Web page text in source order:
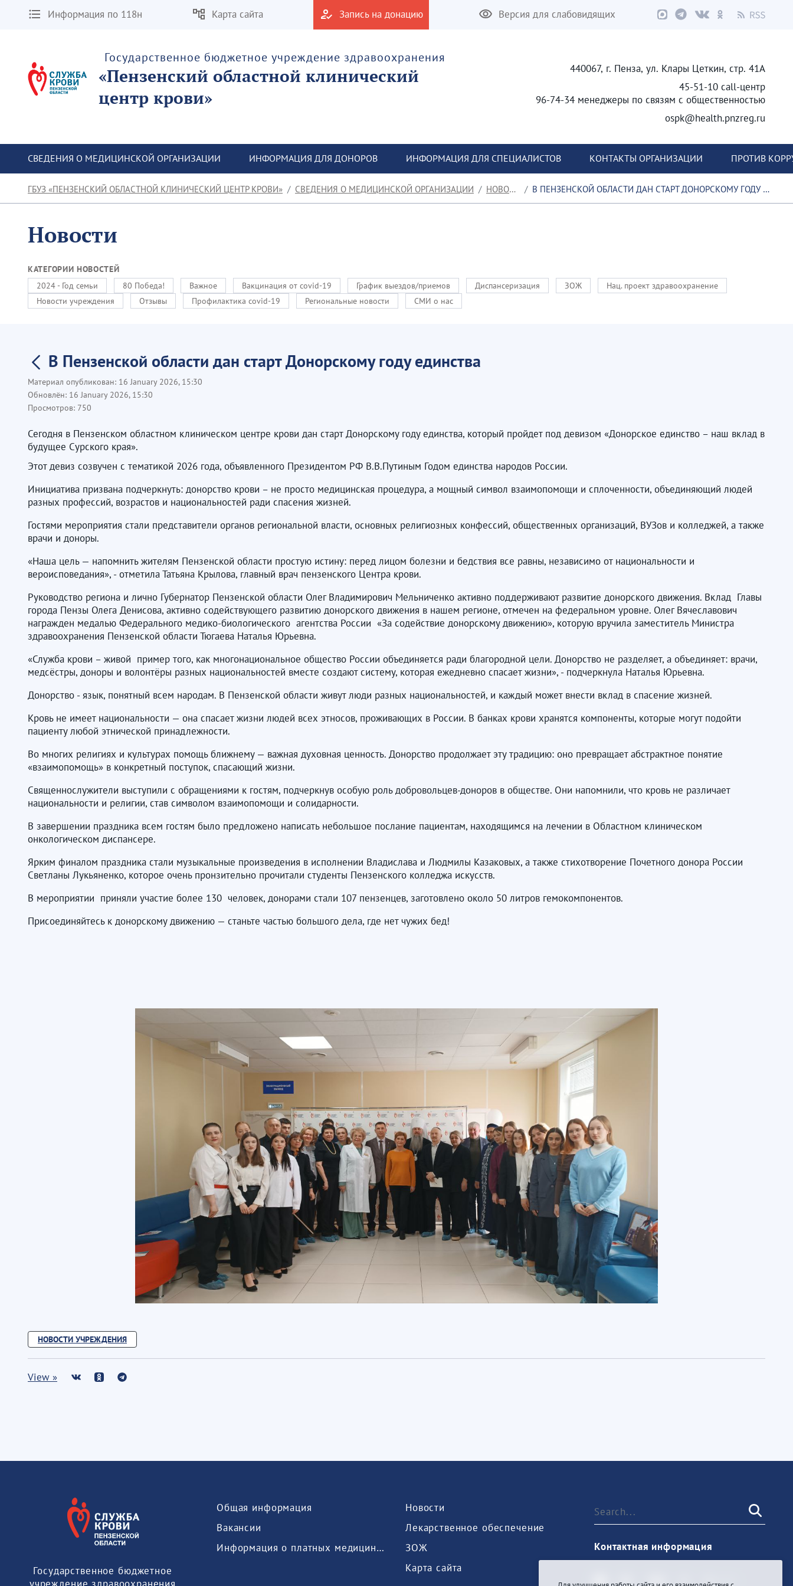
Информация по 118н Карта сайта Запись на донацию Версия для слабовидящих
Государственное бюджетное учреждение здравоохранения
«Пензенский областной клинический
центр крови»
440067, г. Пенза, ул. Клары Цеткин, стр. 41А
45-51-10 call-центр
96-74-34 менеджеры по связям с общественностью
ospk@health.pnzreg.ru
СВЕДЕНИЯ О МЕДИЦИНСКОЙ ОРГАНИЗАЦИИ ИНФОРМАЦИЯ ДЛЯ ДОНОРОВ ИНФОРМАЦИЯ ДЛЯ СПЕЦИАЛИСТОВ КОНТАКТЫ ОРГАНИЗАЦИИ ПРОТИВ
ГБУЗ «ПЕНЗЕНСКИЙ ОБЛАСТНОЙ КЛИНИЧЕСКИЙ ЦЕНТР КРОВИ» СВЕДЕНИЯ О МЕДИЦИНСКОЙ ОРГАНИЗАЦИИ НОВОСТИ В ПЕНЗЕНСКОЙ ОБЛАСТИ ДАН СТАРТ ДОНОРСКОМУ ГОДУ ЕДИНСТВА
Новости
КАТЕГОРИИ НОВОСТЕЙ
2024 - Год семьи
80 Победа! Важное Вакцинация от covid-19 График выездов/приемов Диспансеризация ЗОЖ
Нац. проект здравоохранение
Новости учреждения
Отзывы Профилактика covid-19 Региональные новости СМИ о нас
В Пензенской области дан старт Донорскому году единства
Материал опубликован: 16 January 2026, 15:30
Обновлён: 16 January 2026, 15:30
Просмотров: 750
Сегодня в Пензенском областном клиническом центре крови дан старт Донорскому году единства, который пройдет под девизом «Донорское единство – наш вклад в
будущее Сурского края».
Этот девиз созвучен с тематикой 2026 года, объявленного Президентом РФ В.В.Путиным Годом единства народов России.
Инициатива призвана подчеркнуть: донорство крови – не просто медицинская процедура, а мощный символ взаимопомощи и сплоченности, объединяющий людей
разных профессий, возрастов и национальностей ради спасения жизней.
Гостями мероприятия стали представители органов региональной власти, основных религиозных конфессий, общественных организаций, ВУЗов и колледжей, а также
врачи и доноры.
«Наша цель — напомнить жителям Пензенской области простую истину: перед лицом болезни и бедствия все равны, независимо от национальности и
вероисповедания», - отметила Татьяна Крылова, главный врач пензенского Центра крови.
Руководство региона и лично Губернатор Пензенской области Олег Владимирович Мельниченко активно поддерживают развитие донорского движения. Вклад Главы
города Пензы Олега Денисова, активно содействующего развитию донорского движения в нашем регионе, отмечен на федеральном уровне. Олег Вячеславович
награжден медалью Федерального медико-биологического агентства России «За содействие донорскому движению», которую вручила заместитель Министра
здравоохранения Пензенской области Тюгаева Наталья Юрьевна.
«Служба крови – живой пример того, как многонациональное общество России объединяется ради благородной цели. Донорство не разделяет, а объединяет: врачи,
медсёстры, доноры и волонтёры разных национальностей вместе создают систему, которая ежедневно спасает жизни», - подчеркнула Наталья Юрьевна.
Донорство - язык, понятный всем народам. В Пензенской области живут люди разных национальностей, и каждый может внести вклад в спасение жизней.
Кровь не имеет национальности — она спасает жизни людей всех этносов, проживающих в России. В банках крови хранятся компоненты, которые могут подойти
пациенту любой этнической принадлежности.
Во многих религиях и культурах помощь ближнему — важная духовная ценность. Донорство продолжает эту традицию: оно превращает абстрактное понятие
«взаимопомощь» в конкретный поступок, спасающий жизни.
Священнослужители выступили с обращениями к гостям, подчеркнув особую роль добровольцев-доноров в обществе. Они напомнили, что кровь не различает
национальности и религии, став символом взаимопомощи и солидарности.
В завершении праздника всем гостям было предложено написать небольшое послание пациентам, находящимся на лечении в Областном клиническом
онкологическом диспансере.
Ярким финалом праздника стали музыкальные произведения в исполнении Владислава и Людмилы Казаковых, а также стихотворение Почетного донора России
Светланы Лукьяненко, которое очень пронзительно прочитали студенты Пензенского колледжа искусств.
В мероприятии приняли участие более 130 человек, донорами стали 107 пензенцев, заготовлено около 50 литров гемокомпонентов.
Присоединяйтесь к донорскому движению — станьте частью большого дела, где нет чужих бед!
НОВОСТИ УЧРЕЖДЕНИЯ
View »
Государственное бюджетное
Общая информация
Вакансии
Информация о платных медицинских услугах, предоставляемых медицинской организацией
Новости
Лекарственное обеспечение
ЗОЖ
Карта сайта
Контактная информация